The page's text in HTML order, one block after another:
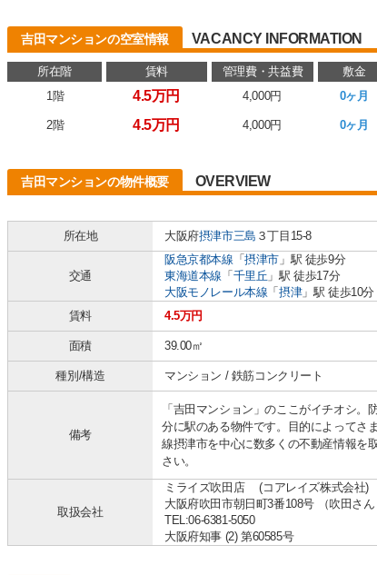
吉田マンションの空室情報 VACANCY INFORMATION
所在階 賃料 管理費・共益費 敷金
1階
4.5万円 4,000円 0ヶ月
2階 4.5万円 4,000円 0ヶ月
吉田マンションの物件概要 OVERVIEW
所在地
大阪府摂津市三島 ３丁目15-8
交通
阪急京都本線 「摂津市 」駅 徒歩9分
東海道本線 「 千里丘 」駅 徒歩17分
大阪モノレール本線 「摂津」駅 徒歩10分
賃料
4.5万円
面積 39.00㎡
種別/構造 マンション / 鉄筋コンクリート
備考
「吉田マンション」のここがイチオシ
分に駅のある物件です。目的によってさ
線摂津市を中心に数多くの不動産情報を
さい。
取扱会社
ミライズ吹田店 (コアレイズ株式会社)
大阪府吹田市朝日町3番108号 （吹田さん
TEL:06-6381-5050
大阪府知事 (2) 第60585号